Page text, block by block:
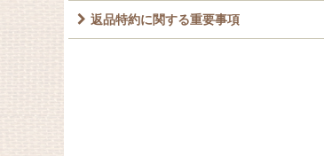
返品特約に関する重要事項